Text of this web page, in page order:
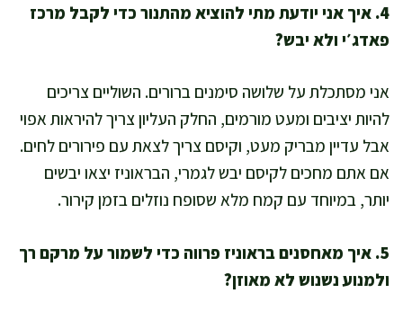
4. איך אני יודעת מתי להוציא מהתנור כדי לקבל מרכז
פאדג׳י ולא יבש?
אני מסתכלת על שלושה סימנים ברורים. השוליים צריכים
להיות יציבים ומעט מורמים, החלק העליון צריך להיראות אפוי
אבל עדיין מבריק מעט, וקיסם צריך לצאת עם פירורים לחים.
אם אתם מחכים לקיסם יבש לגמרי, הבראוניז יצאו יבשים
יותר, במיוחד עם קמח מלא שסופח נוזלים בזמן קירור.
5. איך מאחסנים בראוניז פרווה כדי לשמור על מרקם רך
ולמנוע נשנוש לא מאוזן?